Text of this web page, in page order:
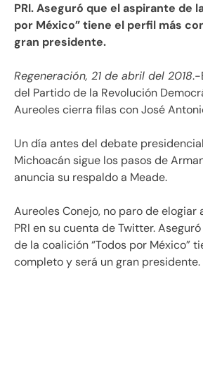
PRI. Aseguró que el aspirante de
por México” tiene el perfil más
gran presidente.
Regeneración, 21 de abril del 2018.-
del Partido de la Revolución
Aureoles cierra filas con José
Un día antes del debate
Michoacán sigue los pasos de
anuncia su respaldo a Meade.
Aureoles Conejo, no paro de elogiar
PRI en su cuenta de Twitter.
de la coalición “Todos por México”
completo y será un gran presidente.